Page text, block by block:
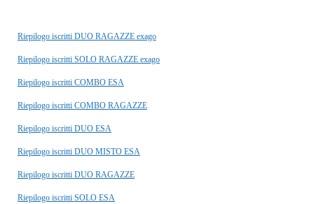
Riepilogo iscritti DUO RAGAZZE exago
Riepilogo iscritti SOLO RAGAZZE exago
Riepilogo iscritti COMBO ESA
Riepilogo iscritti COMBO RAGAZZE
Riepilogo iscritti DUO ESA
Riepilogo iscritti DUO MISTO ESA
Riepilogo iscritti DUO RAGAZZE
Riepilogo iscritti SOLO ESA